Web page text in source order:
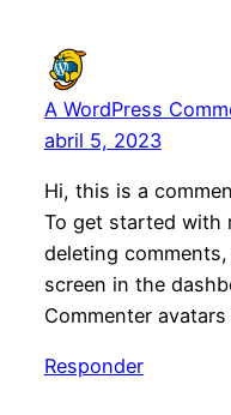
A WordPress
abril 5, 2023
Hi, this is a
To get started with
deleting
screen in the
Commenter
Responder